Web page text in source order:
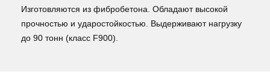
Изготовляются из фибробетона. Обладают высокой
прочностью и ударостойкостью. Выдерживают нагрузку
до 90 тонн (класс F900).